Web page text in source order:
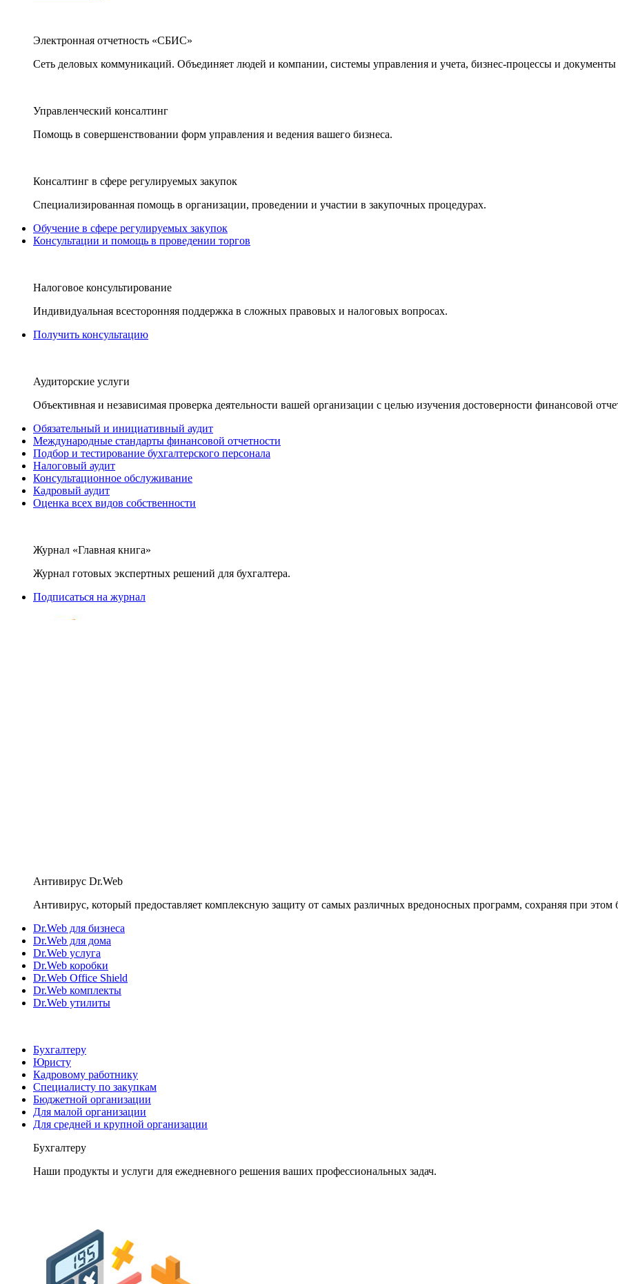
Электронная отчетность «СБИС»
Сеть деловых коммуникаций. Объединяет людей и компании, системы управления и учета, бизнес-процессы и документы
Управленческий консалтинг
Помощь в совершенствовании форм управления и ведения вашего бизнеса.
Консалтинг в сфере регулируемых закупок
Специализированная помощь в организации, проведении и участии в закупочных процедурах.
Обучение в сфере регулируемых закупок
Консультации и помощь в проведении торгов
Налоговое консультирование
Индивидуальная всесторонняя поддержка в сложных правовых и налоговых вопросах.
Получить консультацию
Аудиторские услуги
Объективная и независимая проверка деятельности вашей организации с целью изучения достоверности финансовой
Обязательный и инициативный аудит
Международные стандарты финансовой отчетности
Подбор и тестирование бухгалтерского персонала
Налоговый аудит
Консультационное обслуживание
Кадровый аудит
Оценка всех видов собственности
Журнал «Главная книга»
Журнал готовых экспертных решений для бухгалтера.
Подписаться на журнал
Антивирус Dr.Web
Антивирус, который предоставляет комплексную защиту от самых различных вредоносных программ, сохраняя при этом
Dr.Web для бизнеса
Dr.Web для дома
Dr.Web услуга
Dr.Web коробки
Dr.Web Office Shield
Dr.Web комплекты
Dr.Web утилиты
Бухгалтеру
Юристу
Кадровому работнику
Специалисту по закупкам
Бюджетной организации
Для малой организации
Для средней и крупной организации
Бухгалтеру
Наши продукты и услуги для ежедневного решения ваших профессиональных задач.